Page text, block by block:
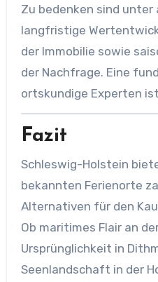
Zu bedenken sind unter
langfristige
der Immobilie sowie
der Nachfrage. Eine
ortskundige Experten
Fazit
Schleswig-Holstein
bekannten Ferienorte
Alternativen für den
Ob maritimes Flair an
Ursprünglichkeit in
Seenlandschaft in der